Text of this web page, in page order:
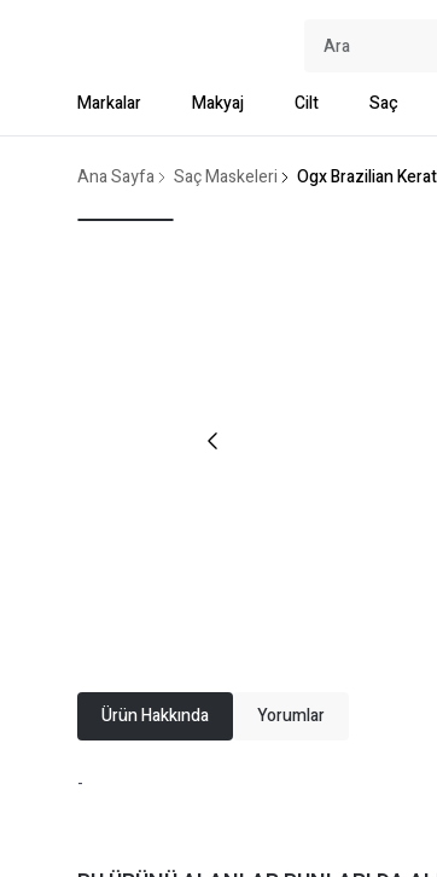
Markalar Makyaj Cilt Saç
Ana Sayfa Saç Maskeleri Ogx Brazilian
Ürün Hakkında Yorumlar
-